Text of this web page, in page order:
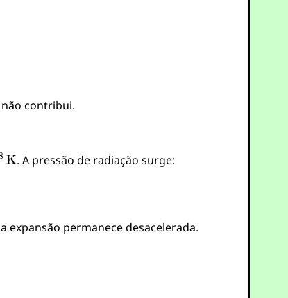
contribui.
. A pressão de radiação surge:
expansão permanece desacelerada.